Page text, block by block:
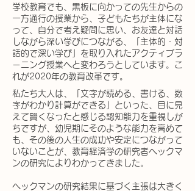
学校教育でも、黒板に向かっての先生からの
一方通行の授業から、子どもたちが主体にな
って、自分で考え疑問に思い、お友達と対話
しながら深い学びにつながる、「主体的・対
話的で深い学び」を取り入れたアクティブラ
ーニング授業へと変わろうとしています。こ
れが2020年の教育改革です。
私たち大人は、「文字が読める、書ける、数
字がわかり計算ができる」といった、目に見
えて賢くなったと感じる認知能力を重視しが
ちですが、幼児期にそのような能力を高めて
も、その後の人生の成功や安定につながって
いないことが、教育経済学の研究者ヘックマ
ンの研究によりわかってきました。
ヘックマンの研究結果に基づく主張は大きく